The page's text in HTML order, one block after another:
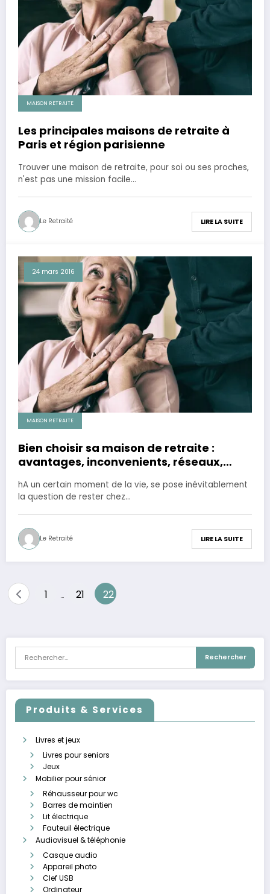
MAISON RETRAITE
Les principales maisons de retraite à
Paris et région parisienne
Trouver une maison de retraite, pour soi ou ses proches,
n'est pas une mission facile…
Le Retraité LIRE LA SUITE
24 mars 2016
MAISON RETRAITE
Bien choisir sa maison de retraite :
avantages, inconvenients, réseaux,
hA un certain moment de la vie, se pose inévitablement
la question de rester chez…
Le Retraité LIRE LA SUITE
Pagination
1 … 21 22
Produits & Services
Livres et jeux
Livres pour seniors
Jeux
Mobilier pour sénior
Réhausseur pour wc
Barres de maintien
Lit électrique
Fauteuil électrique
Audiovisuel & téléphonie
Casque audio
Appareil photo
Clef USB
Ordinateur